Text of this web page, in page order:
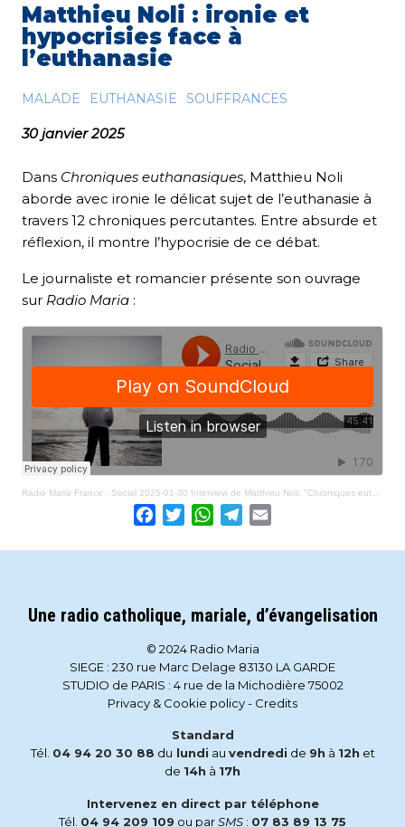
Matthieu Noli : ironie et
hypocrisies face à
l’euthanasie
MALADE EUTHANASIE SOUFFRANCES
30 janvier 2025
Dans Chroniques euthanasiques, Matthieu Noli
aborde avec ironie le délicat sujet de l’euthanasie à
travers 12 chroniques percutantes. Entre absurde et
réflexion, il montre l’hypocrisie de ce débat.
Le journaliste et romancier présente son ouvrage
sur Radio Maria :
Radio Maria France · Social 2025-01-30 Interview de Matthieu Noli: "Chroniques euthanasiques" (livre)
Facebook
TwitterWhatsApp
Telegram
Une radio catholique, mariale, d’évangelisation
© 2024 Radio Maria
SIEGE : 230 rue Marc Delage 83130 LA GARDE
STUDIO de PARIS : 4 rue de la Michodière 75002
Privacy & Cookie policy- Credits
Standard
Tél. 04 94 20 30 88 du lundi au vendredi de 9h à 12h et
de 14h à 17h
Intervenez en direct par téléphone
Tél. 04 94 209 109 ou parSMS : 07 83 89 13 75